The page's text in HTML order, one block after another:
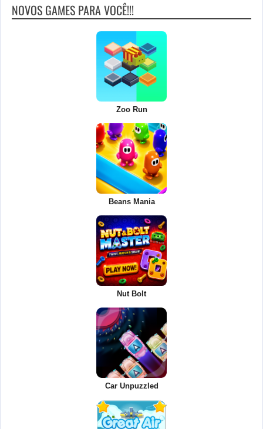
NOVOS GAMES PARA VOCÊ!!!
Zoo Run
Beans Mania
Nut Bolt
Car Unpuzzled